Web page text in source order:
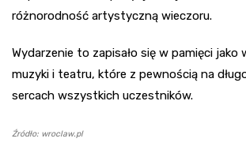
różnorodność artystyczną wieczoru.
Wydarzenie to zapisało się w pamięci
muzyki i teatru, które z pewnością na
sercach wszystkich uczestników.
Źródło: wroclaw.pl